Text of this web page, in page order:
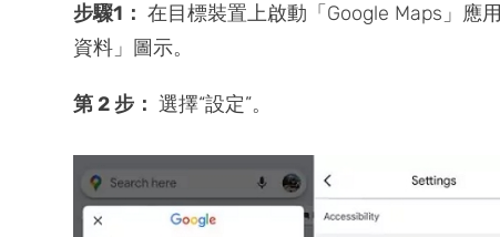
步驟1： 在目標裝置上啟動「Google Maps」應
資料」圖示。
第 2 步： 選擇“設定”。